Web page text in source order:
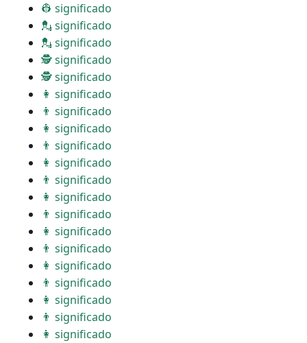
👷 significado
💂 significado
💂 significado
🕵 significado
🕵 significado
👩 significado
👨 significado
👩 significado
👨 significado
👩 significado
👨 significado
👩 significado
👨 significado
👩 significado
👨 significado
👩 significado
👨 significado
👩 significado
👨 significado
👩 significado